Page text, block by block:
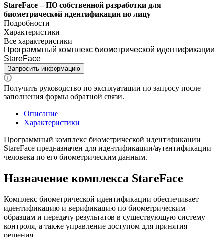
StareFace – ПО собственной разработки для
биометрической идентификации по лицу
Подробности
Характеристики
Все характеристики
Программный комплекс биометрической идентификации
StareFace
Запросить информацию
Получить руководство по эксплуатации по запросу после
заполнения формы обратной связи.
Описание
Характеристики
Программный комплекс биометрической идентификации
StareFace предназначен для идентификации/аутентификации
человека по его биометрическим данным.
Назначение комплекса StareFace
Комплекс биометрической идентификации обеспечивает
идентификацию и верификацию по биометрическим
образцам и передачу результатов в существующую систему
контроля, а также управление доступом для принятия
решения.